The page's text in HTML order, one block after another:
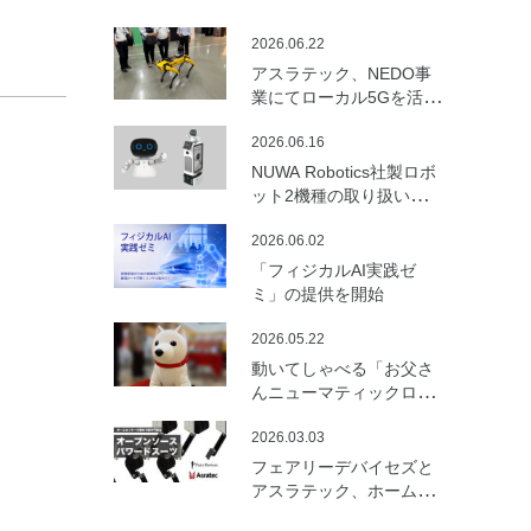
アスラテック、NEDO事
業にてローカル5Gを活用
遠隔制御・通信最適化の
実証実験を実施
2026.06.22
NUWA Robotics社製ロボ
ット2機種の取り扱いを開
2026.06.16
「フィジカルAI実践ゼ
ミ」の提供を開始
2026.06.02
動いてしゃべる「お父さ
んニューマティックロボ
ト）」を開発
2026.05.22
フェアリーデバイセズと
アスラテック、ホームセ
2026.03.03